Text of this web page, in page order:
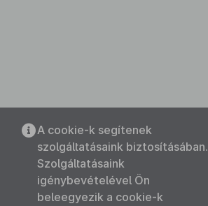
A cookie-k segítenek
szolgáltatásaink biztosításában.
Szolgáltatásaink
igénybevételével Ön
beleegyezik a cookie-k